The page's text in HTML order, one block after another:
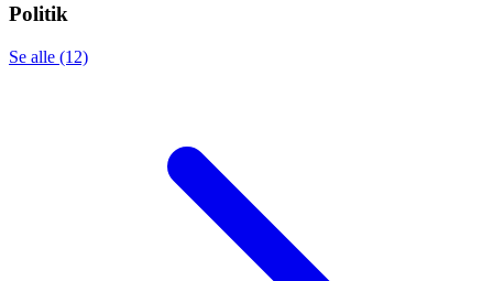
Politik
Se alle (12)